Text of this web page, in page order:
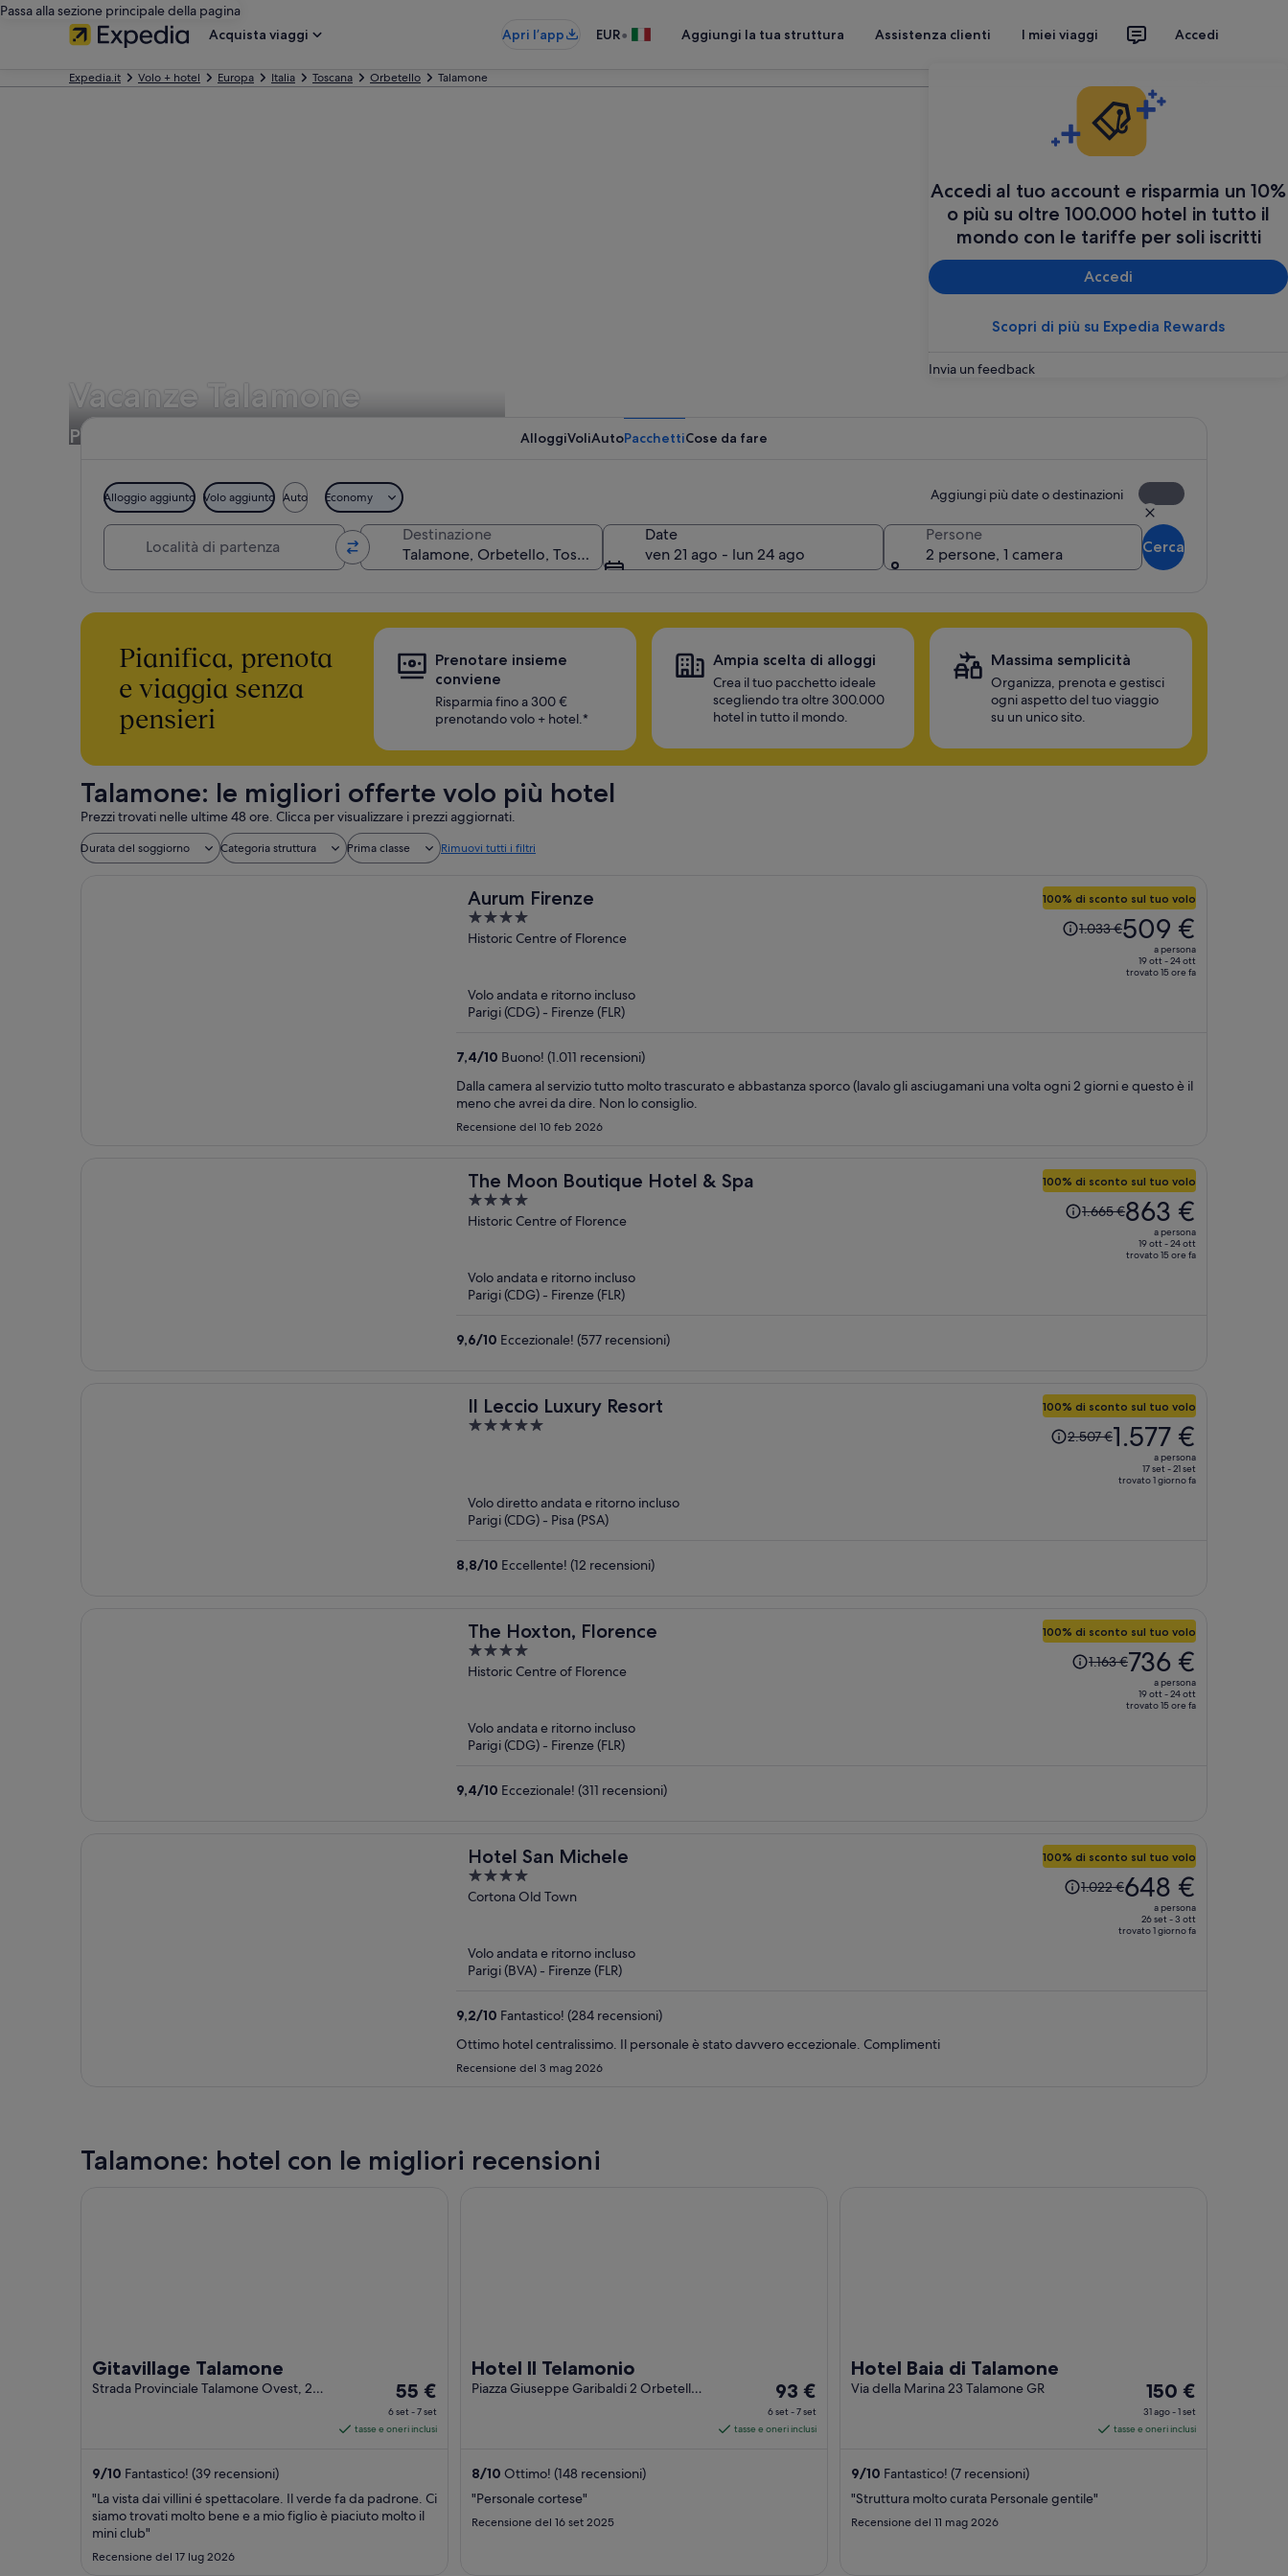
Passa alla sezione principale della pagina
Acquista viaggi
Apri l’app EUR• Aggiungi la tua struttura Assistenza clienti I miei viaggi Accedi
Accedi al tuo account e risparmia un 10%
o più su oltre 100.000 hotel in tutto il
mondo con le tariffe per soli iscritti
Accedi
Scopri di più su Expedia Rewards
Invia un feedback
Expedia.it Volo + hotel Europa Italia Toscana Orbetello Talamone
Vacanze Talamone
Prenota i pacchetti hotel + volo o auto e risparmia AlloggiVoliAutoPacchettiCose da fare
Alloggio aggiunto Volo aggiunto Auto Economy Aggiungi più date o destinazioni
Destinazione
Date
ven 21 ago - lun 24 ago
Persone
2 persone, 1 camera
Cerca
Pianifica, prenota
e viaggia senza
pensieri
Prenotare insieme
conviene
Risparmia fino a 300 €
prenotando volo + hotel.*
Ampia scelta di alloggi
Crea il tuo pacchetto ideale
scegliendo tra oltre 300.000
hotel in tutto il mondo.
Massima semplicità
Organizza, prenota e gestisci
ogni aspetto del tuo viaggio
su un unico sito.
Talamone: le migliori offerte volo più hotel
Prezzi trovati nelle ultime 48 ore. Clicca per visualizzare i prezzi aggiornati.
Durata del soggiorno Categoria struttura Prima classe Rimuovi tutti i filtri
Aurum Firenze
4
out
Historic Centre of Florence
100% di sconto sul tuo volo
Il
prezzo
persona
1.033 €509 €
a persona
19 ott - 24 ott
trovato 15 ore fa
Volo andata e ritorno incluso
Parigi (CDG) - Firenze (FLR)
7,4/10 Buono! (1.011 recensioni)
Dalla camera al servizio tutto molto trascurato e abbastanza sporco (lavalo gli asciugamani una volta ogni 2 giorni e questo è il
meno che avrei da dire. Non lo consiglio.
Recensione del 10 feb 2026
The Moon Boutique Hotel & Spa
4
out
Historic Centre of Florence
100% di sconto sul tuo volo
Il
prezzo
1.665 €863 €
a persona
19 ott - 24 ott
trovato 15 ore fa
Volo andata e ritorno incluso
Parigi (CDG) - Firenze (FLR)
9,6/10 Eccezionale! (577 recensioni)
Il Leccio Luxury Resort
5
100% di sconto sul tuo volo
Il
prezzo
2.507 €1.577 €
a persona
17 set - 21 set
trovato 1 giorno fa
Volo diretto andata e ritorno incluso
Parigi (CDG) - Pisa (PSA)
8,8/10 Eccellente! (12 recensioni)
The Hoxton, Florence
4
out
Historic Centre of Florence
100% di sconto sul tuo volo
Il
prezzo
1.163 €736 €
a persona
19 ott - 24 ott
trovato 15 ore fa
Volo andata e ritorno incluso
Parigi (CDG) - Firenze (FLR)
9,4/10 Eccezionale! (311 recensioni)
Hotel San Michele
4
out
Cortona Old Town
100% di sconto sul tuo volo
Il
prezzo
1.022 €648 €
a persona
26 set - 3 ott
trovato 1 giorno fa
Volo andata e ritorno incluso
Parigi (BVA) - Firenze (FLR)
9,2/10 Fantastico! (284 recensioni)
Ottimo hotel centralissimo. Il personale è stato davvero eccezionale. Complimenti
Recensione del 3 mag 2026
Talamone: hotel con le migliori recensioni
Gitavillage Talamone
Strada Provinciale Talamone Ovest, 2
Il
prezzo
è
notte
nel
55 €
6 set - 7 set
tasse e oneri inclusi
9/10 Fantastico! (39 recensioni)
"La vista dai villini é spettacolare. Il verde fa da padrone. Ci
siamo trovati molto bene e a mio figlio è piaciuto molto il
mini club"
Recensione del 17 lug 2026
Hotel Il Telamonio
Piazza Giuseppe Garibaldi 2 Orbetello
Il
prezzo
è
93 €
6 set - 7 set
tasse e oneri inclusi
8/10 Ottimo! (148 recensioni)
"Personale cortese"
Recensione del 16 set 2025
Hotel Baia di Talamone
Via della Marina 23 Talamone GR
Il
prezzo
è
150 €
31 ago - 1 set
tasse e oneri inclusi
9/10 Fantastico! (7 recensioni)
"Struttura molto curata Personale gentile"
Recensione del 11 mag 2026